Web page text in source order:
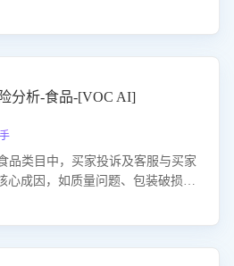
分析-食品-[VOC AI]
品类目中，买家投诉及客服与买家
心成因，如质量问题、包装破损
意度。